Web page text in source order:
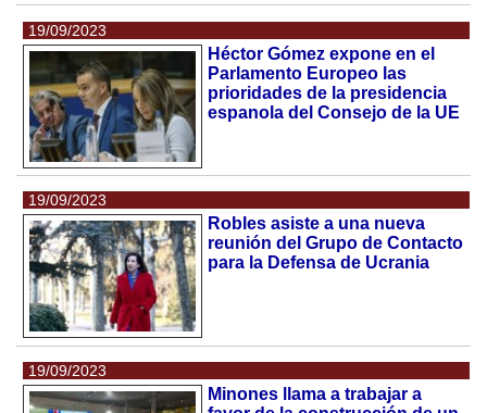
19/09/2023
Héctor Gómez expone en el
Parlamento Europeo las
prioridades de la presidencia
espanola del Consejo de la UE
19/09/2023
Robles asiste a una nueva
reunión del Grupo de Contacto
para la Defensa de Ucrania
19/09/2023
Minones llama a trabajar a